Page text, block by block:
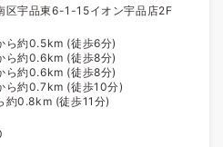
区宇品東6-1-15イオン宇品店2F
ら約0.5km (徒歩6分)
ら約0.6km (徒歩8分)
ら約0.6km (徒歩8分)
ら約0.7km (徒歩10分)
約0.8km (徒歩11分)